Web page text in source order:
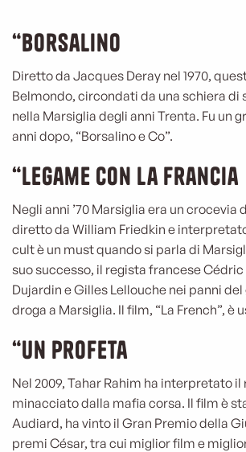
“Borsalino
Diretto da Jacques Deray nel 1970,
Belmondo, circondati da una schiera di
nella Marsiglia degli anni Trenta. Fu un
anni dopo, “Borsalino e Co”.
“Legame con la Francia
Negli anni ’70 Marsiglia era un
diretto da William Friedkin e
cult è un must quando si parla di
suo successo, il regista francese
Dujardin e Gilles Lellouche nei panni
droga a Marsiglia. Il film, “La French”, è
“Un profeta
Nel 2009, Tahar Rahim ha interpretato
minacciato dalla mafia corsa. Il film è
Audiard, ha vinto il Gran Premio della
premi César, tra cui miglior film e